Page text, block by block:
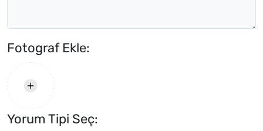
Fotograf Ekle:
Yorum Tipi Seç: